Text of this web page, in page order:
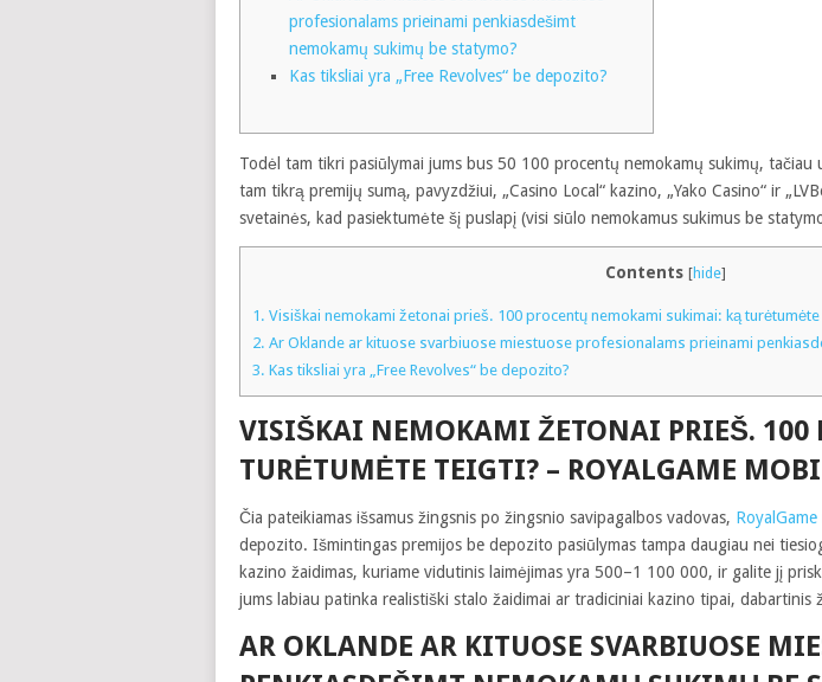
profesionalams prieinami penkiasdešimt
nemokamų sukimų be statymo?
Kas tiksliai yra „Free Revolves“ be depozito?
Todėl tam tikri pasiūlymai jums bus 50 100 procentų nemokamų sukimų,
tam tikrą premijų sumą, pavyzdžiui, „Casino Local“ kazino, „Yako Casino“ ir
svetainės, kad pasiektumėte šį puslapį (visi siūlo nemokamus sukimus be
Contents [hide]
1. Visiškai nemokami žetonai prieš. 100 procentų nemokami sukimai: ką
2. Ar Oklande ar kituose svarbiuose miestuose profesionalams prieinami
3. Kas tiksliai yra „Free Revolves“ be depozito?
VISIŠKAI NEMOKAMI ŽETONAI PRIEŠ.
TURĖTUMĖTE TEIGTI? – ROYALGAME
Čia pateikiamas išsamus žingsnis po žingsnio savipagalbos vadovas,
depozito. Išmintingas premijos be depozito pasiūlymas tampa daugiau nei
kazino žaidimas, kuriame vidutinis laimėjimas yra 500–1 100 000, ir galite jį
jums labiau patinka realistiški stalo žaidimai ar tradiciniai kazino tipai,
AR OKLANDE AR KITUOSE SVARBIUOSE